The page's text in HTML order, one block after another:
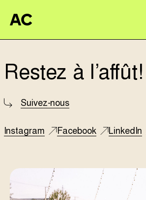
Aire Commune
Restez à l’affût!
Suivez-nous
Instagram Facebook LinkedIn